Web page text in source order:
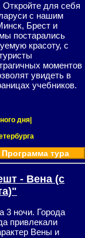
для себя
с нашим
Брест и
постарались
красоту, с
моментов
увидеть в
учебников.
дня|
Программа тура
- Вена (с
3 ночи. Города
привлекали
Вены и